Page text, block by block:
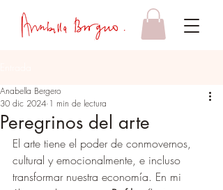
Peregrinos del arte
Anabella Bergero
30 dic 2024 1 min de lectura
El arte tiene el poder de conmovernos,
cultural y emocionalmente, e incluso
transformar nuestra economía. En mi